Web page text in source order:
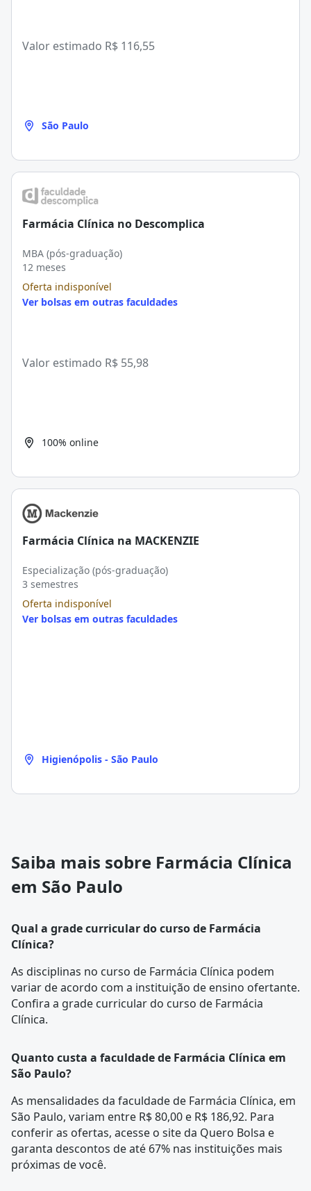
Valor estimado R$ 116,55
São Paulo
Farmácia Clínica no Descomplica
MBA (pós-graduação)
12 meses
Oferta indisponível
Ver bolsas em outras faculdades
Valor estimado R$ 55,98
100% online
Farmácia Clínica na MACKENZIE
Especialização (pós-graduação)
3 semestres
Oferta indisponível
Ver bolsas em outras faculdades
Higienópolis - São Paulo
Saiba mais sobre Farmácia Clínica
em São Paulo
Qual a grade curricular do curso de Farmácia
Clínica?
As disciplinas no curso de Farmácia Clínica podem
variar de acordo com a instituição de ensino ofertante.
Confira a grade curriculardo curso de Farmácia
Clínica.
Quanto custa a faculdade de Farmácia Clínica em
São Paulo?
As mensalidades da faculdade de Farmácia Clínica, em
São Paulo, variam entre R$ 80,00 e R$ 186,92. Para
conferir as ofertas, acesse o site da Quero Bolsa e
garanta descontos de até 67% nas instituições mais
próximas de você.